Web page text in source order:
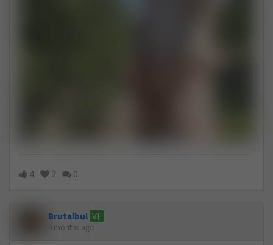
4 2 0
Brutalbul VF
3 months ago